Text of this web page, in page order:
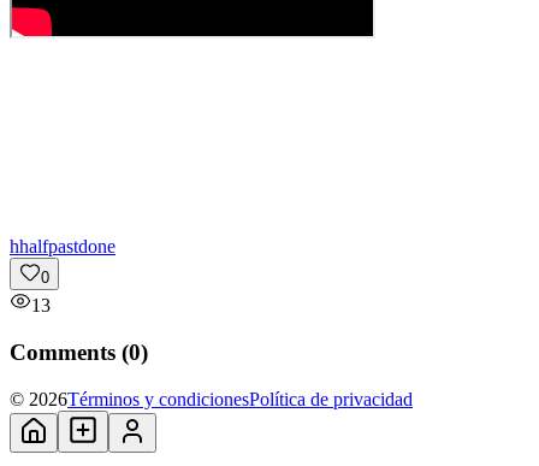
hhalfpastdone
0
13
Comments (0)
© 2026Términos y condicionesPolítica de privacidad